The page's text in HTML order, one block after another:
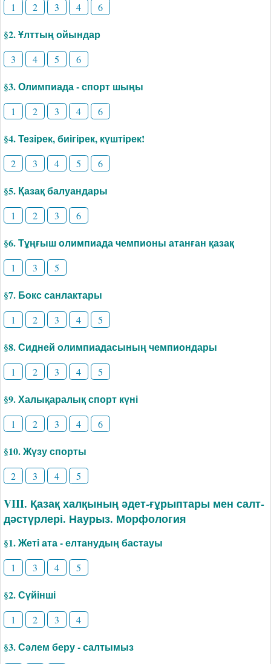
1 2 3 4 6
§2. Ұлттың ойындар
3 4 5 6
§3. Олимпиада - спорт шыңы
1 2 3 4 6
§4. Тезірек, биігірек, күштірек!
2 3 4 5 6
§5. Қазақ балуандары
1 2 3 6
§6. Тұңғыш олимпиада чемпионы атанған қазақ
1 3 5
§7. Бокс санлактары
1 2 3 4 5
§8. Сидней олимпиадасының чемпиондары
1 2 3 4 5
§9. Халықаралық спорт күні
1 2 3 4 6
§10. Жүзу спорты
2 3 4 5
VIII. Қазақ халқының әдет-ғұрыптары мен салт-
дәстүрлері. Наурыз. Морфология
§1. Жеті ата - елтанудың бастауы
1 3 4 5
§2. Сүйінші
1 2 3 4
§3. Сәлем беру - салтымыз